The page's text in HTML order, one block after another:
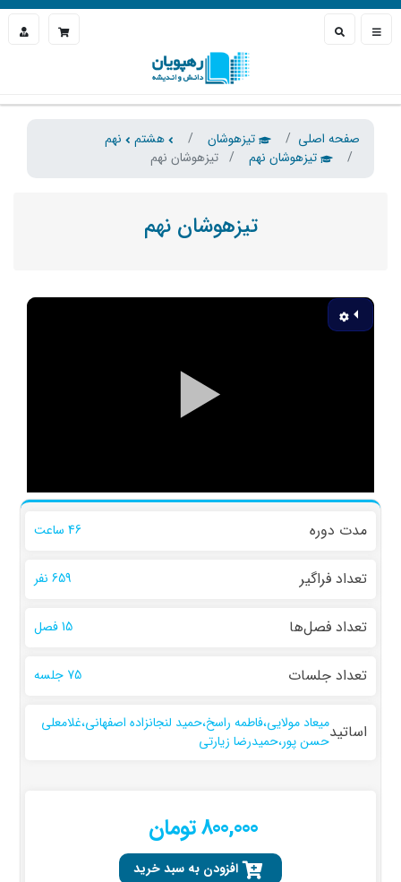
صفحه اصلی تیزهوشان هشتم
نهم
تیزهوشان نهم
تیزهوشان نهم
تیزهوشان نهم
مدت دوره 46 ساعت
تعداد فراگیر 659 نفر
تعداد فصل‌ها 15 فصل
تعداد جلسات 75 جلسه
اساتیدمیعاد مولایی،فاطمه راسخ،حمید لنجانزاده اصفهانی،غلامعلی
حسن پور،حمیدرضا زیارتی
800,000 تومان
افزودن به سبد خرید